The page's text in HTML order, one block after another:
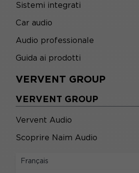
Français
Sistemi integrati
Car audio
Audio professionale
Guida ai prodotti
VERVENT GROUP
VERVENT GROUP
Vervent Audio
Scoprire Naim Audio
LEGALE